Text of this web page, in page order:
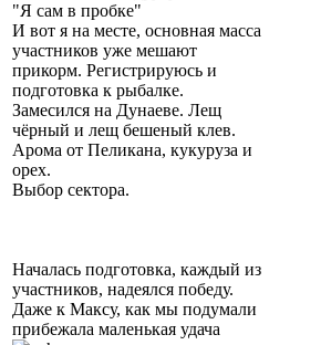
"Я сам в пробке"
И вот я на месте, основная масса
участников уже мешают
прикорм. Регистрируюсь и
подготовка к рыбалке.
Замесился на Дунаеве. Лещ
чёрный и лещ бешеный клев.
Арома от Пеликана, кукуруза и
орех.
Выбор сектора.
Началась подготовка, каждый из
участников, надеялся победу.
Даже к Максу, как мы подумали
прибежала маленькая удача